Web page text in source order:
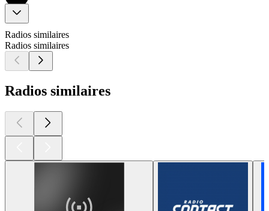
Radios similaires
Radios similaires
Radios similaires